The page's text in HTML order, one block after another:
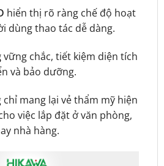
hiển thị rõ ràng chế độ hoạt
dùng thao tác dễ dàng.
vững chắc, tiết kiệm diện tích
và bảo dưỡng.
chỉ mang lại vẻ thẩm mỹ hiện
việc lắp đặt ở văn phòng,
nhà hàng.